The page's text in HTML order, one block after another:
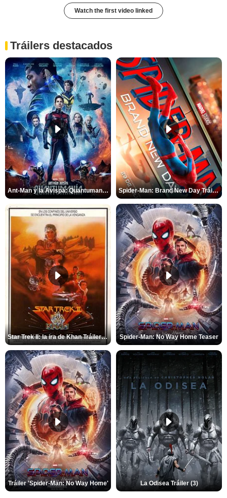
Watch the first video linked
Tráilers destacados
Ant-Man y la Avispa: Quantumanía Tráiler (2) Spider-Man: Brand New Day Tráiler (3)
Star Trek II: la ira de Khan Tráiler VO Spider-Man: No Way Home Teaser
Tráiler 'Spider-Man: No Way Home' La Odisea Tráiler (3)